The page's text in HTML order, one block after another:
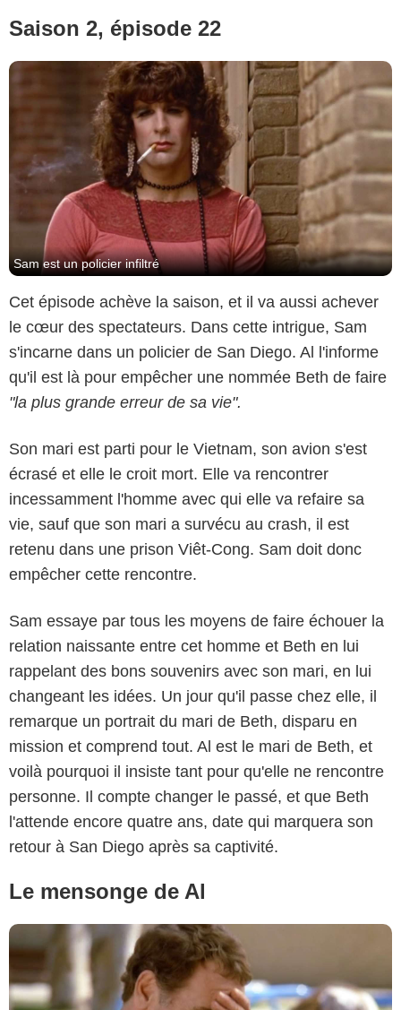
Saison 2, épisode 22
Sam est un policier infiltré
Cet épisode achève la saison, et il va aussi achever
le cœur des spectateurs. Dans cette intrigue, Sam
s'incarne dans un policier de San Diego. Al l'informe
qu'il est là pour empêcher une nommée Beth de faire
"la plus grande erreur de sa vie".
Son mari est parti pour le Vietnam, son avion s'est
écrasé et elle le croit mort. Elle va rencontrer
incessamment l'homme avec qui elle va refaire sa
vie, sauf que son mari a survécu au crash, il est
retenu dans une prison Viêt-Cong. Sam doit donc
empêcher cette rencontre.
Sam essaye par tous les moyens de faire échouer la
relation naissante entre cet homme et Beth en lui
rappelant des bons souvenirs avec son mari, en lui
changeant les idées. Un jour qu'il passe chez elle, il
remarque un portrait du mari de Beth, disparu en
mission et comprend tout. Al est le mari de Beth, et
voilà pourquoi il insiste tant pour qu'elle ne rencontre
personne. Il compte changer le passé, et que Beth
l'attende encore quatre ans, date qui marquera son
retour à San Diego après sa captivité.
Le mensonge de Al
NBC